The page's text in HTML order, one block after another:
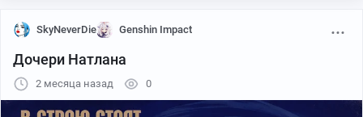
SkyNeverDie Genshin Impact
Дочери Натлана
2 месяца назад 0